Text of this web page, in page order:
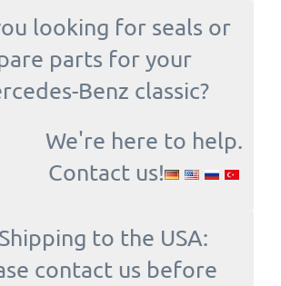
looking for seals or
parts for your
Benz classic?
We're here to help.
Contact us!
to the USA:
contact us before